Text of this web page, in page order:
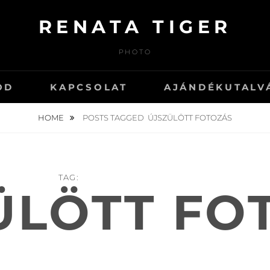
RENATA TIGER
PHOTO
KAPCSOLAT
HOME POSTS TAGGED ÚJSZÜLÖTT FOTOZÁS
TAG: